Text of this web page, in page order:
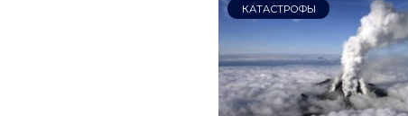
КАТАСТРОФЫ